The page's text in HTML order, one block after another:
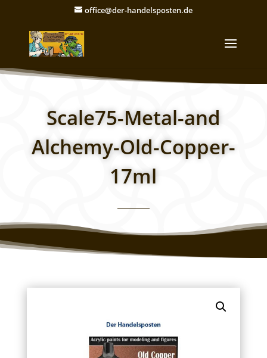
office@der-handelsposten.de
Scale75-Metal-and
Alchemy-Old-Copper-
17ml